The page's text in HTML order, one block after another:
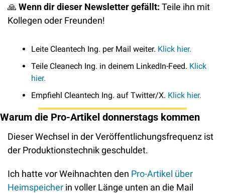
🙏 Wenn dir dieser Newsletter gefällt: Teile ihn mit
Kollegen oder Freunden!
Leite Cleantech Ing. per Mail weiter. Klick hier.
Teile Cleanech Ing. in deinem LinkedIn-Feed. Klick
hier.
Empfiehl Cleantech Ing. auf Twitter/X. Klick hier.
Warum die Pro-Artikel donnerstags kommen
Dieser Wechsel in der Veröffentlichungsfrequenz ist
der Produktionstechnik geschuldet.
Ich hatte vor Weihnachten den Pro-Artikel über
Heimspeicher in voller Länge unten an die Mail